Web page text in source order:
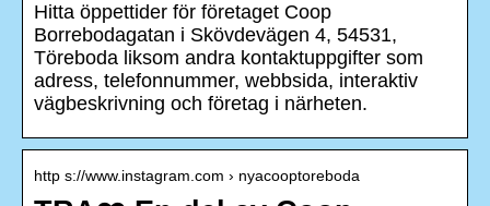
Hitta öppettider för företaget Coop
Borrebodagatan i Skövdevägen 4, 54531,
Töreboda liksom andra kontaktuppgifter som
adress, telefonnummer, webbsida, interaktiv
vägbeskrivning och företag i närheten.
http s://www.instagram.com › nyacooptoreboda